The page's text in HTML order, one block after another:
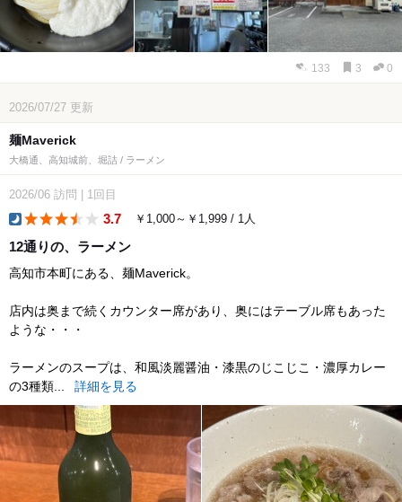
133 3 0
2026/07/27 更新
麺Maverick
大橋通、高知城前、堀詰 / ラーメン
2026/06 訪問 1回目
3.7 ￥1,000～￥1,999 / 1人
12通りの、ラーメン
高知市本町にある、麺Maverick。
店内は奥まで続くカウンター席があり、奥にはテーブル席もあった
ような・・・
ラーメンのスープは、和風淡麗醤油・漆黒のじこじこ・濃厚カレー
の3種類...
詳細を見る